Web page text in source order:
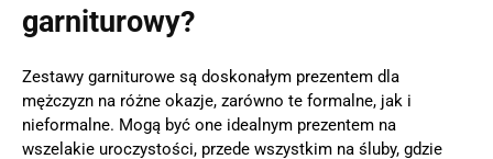
garniturowy?
Zestawy garniturowe są doskonałym prezentem dla
mężczyzn na różne okazje, zarówno te formalne, jak i
nieformalne. Mogą być one idealnym prezentem na
wszelakie uroczystości, przede wszystkim na śluby, gdzie